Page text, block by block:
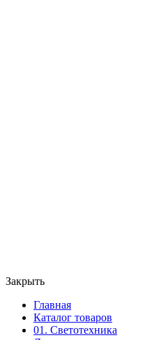
Закрыть
Главная
Каталог товаров
01. Светотехника